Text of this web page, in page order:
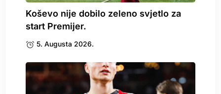
Koševo nije dobilo zeleno svjetlo za
start Premijer.
5. Augusta 2026.